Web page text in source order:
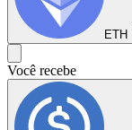
ETH
Você recebe